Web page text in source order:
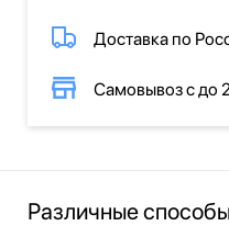
Доставка по
Самовывоз с до
Различные